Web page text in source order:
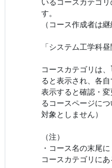
いるコースカテゴ
す。
（コース作成者は
「システム工学科
コースカテゴリは
ると表示され、各
表示すると確認・
るコースページに
対象としません）
（注）
・コース名の末尾
コースカテゴリにあ